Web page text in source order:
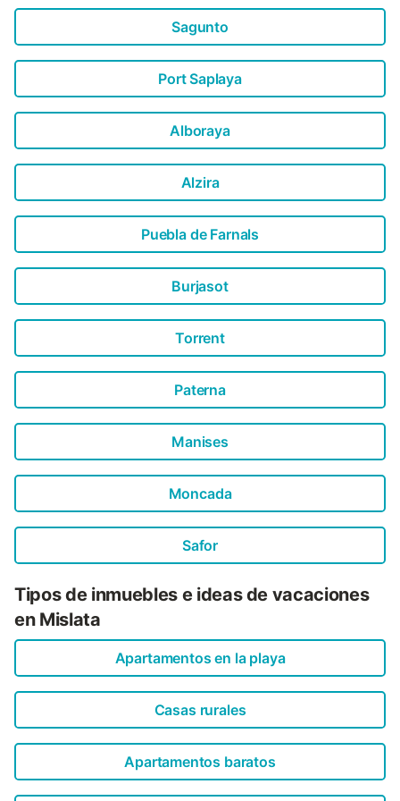
senderismo en las proximidades y una zona canina a 1
Sagunto
Port Saplaya
Alboraya
Alzira
Puebla de Farnals
Burjasot
Torrent
Paterna
Manises
Moncada
Safor
Tipos de inmuebles e ideas de vacaciones
en Mislata
Apartamentos en la playa
Casas rurales
Apartamentos baratos